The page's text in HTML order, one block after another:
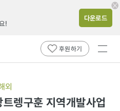
!
다운로드
후원하기
전체
외
렝구훈 지역개발사업